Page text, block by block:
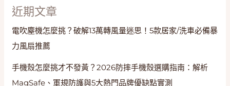
近期文章
電吹塵機怎麼挑？破解13萬轉風量迷思！5款居家/洗車必備暴
力風扇推薦
手機殼怎麼挑才不發黃？2026防摔手機殼選購指南：解析
MagSafe、軍規防護與5大熱門品牌優缺點實測